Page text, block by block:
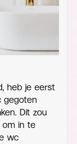
heb je eerst
gegoten
Dit zou
om in te
wc